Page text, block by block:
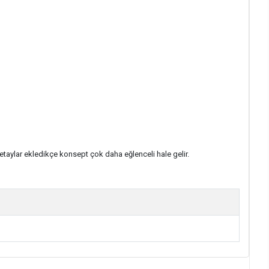
ekledikçe konsept çok daha eğlenceli hale gelir.